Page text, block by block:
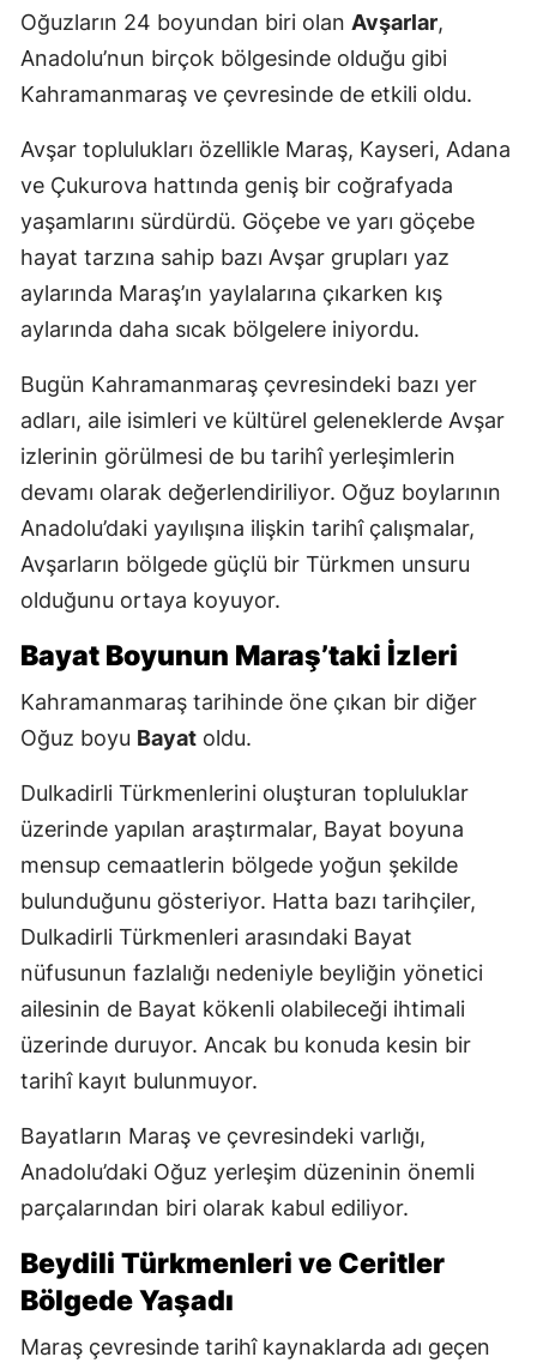
Oğuzların 24 boyundan biri olan Avşarlar,
Anadolu’nun birçok bölgesinde olduğu gibi
Kahramanmaraş ve çevresinde de etkili oldu.
Avşar toplulukları özellikle Maraş, Kayseri, Adana
ve Çukurova hattında geniş bir coğrafyada
yaşamlarını sürdürdü. Göçebe ve yarı göçebe
hayat tarzına sahip bazı Avşar grupları yaz
aylarında Maraş’ın yaylalarına çıkarken kış
aylarında daha sıcak bölgelere iniyordu.
Bugün Kahramanmaraş çevresindeki bazı yer
adları, aile isimleri ve kültürel geleneklerde Avşar
izlerinin görülmesi de bu tarihî yerleşimlerin
devamı olarak değerlendiriliyor. Oğuz boylarının
Anadolu’daki yayılışına ilişkin tarihî çalışmalar,
Avşarların bölgede güçlü bir Türkmen unsuru
olduğunu ortaya koyuyor.
Bayat Boyunun Maraş’taki İzleri
Kahramanmaraş tarihinde öne çıkan bir diğer
Oğuz boyu Bayat oldu.
Dulkadirli Türkmenlerini oluşturan topluluklar
üzerinde yapılan araştırmalar, Bayat boyuna
mensup cemaatlerin bölgede yoğun şekilde
bulunduğunu gösteriyor. Hatta bazı tarihçiler,
Dulkadirli Türkmenleri arasındaki Bayat
nüfusunun fazlalığı nedeniyle beyliğin yönetici
ailesinin de Bayat kökenli olabileceği ihtimali
üzerinde duruyor. Ancak bu konuda kesin bir
tarihî kayıt bulunmuyor.
Bayatların Maraş ve çevresindeki varlığı,
Anadolu’daki Oğuz yerleşim düzeninin önemli
parçalarından biri olarak kabul ediliyor.
Beydili Türkmenleri ve Ceritler
Bölgede Yaşadı
Maraş çevresinde tarihî kaynaklarda adı geçen